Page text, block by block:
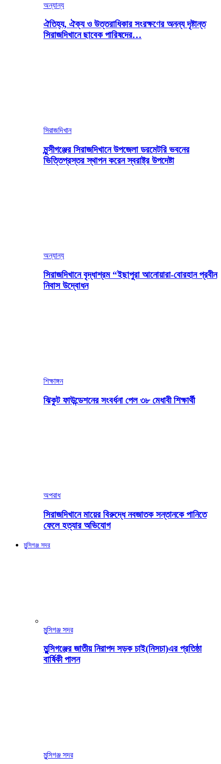
অন্যান্য
ঐতিহ্য, ঐক্য ও উত্তরাধিকার সংরক্ষণের অনন্য দৃষ্টান্ত
সিরাজদিখানে ছাবেক পারিষদের…
সিরাজদিখান
মুন্সীগঞ্জের সিরাজদিখানে উপজেলা ডরমেটরি ভবনের
ভিত্তিপ্রস্তর স্থাপন করেন স্বরাষ্ট্র উপদেষ্টা
অন্যান্য
সিরাজদিখানে বৃদ্ধাশ্রম “ইছাপুরা আনোয়ারা-বোরহান প্রবীন
নিবাস উদ্বোধন
শিক্ষাঙ্গন
ঝিকুট ফাউন্ডেশনের সংবর্ধনা পেল ৩৮ মেধাবী শিক্ষার্থী
অপরাধ
সিরাজদিখানে মায়ের বিরুদ্ধে নবজাতক সন্তানকে পানিতে
ফেলে হত্যার অভিযোগ
মুন্সিগঞ্জ সদর
মুন্সিগঞ্জ সদর
মুন্সিগঞ্জের জাতীয় নিরাপদ সড়ক চাই(নিসচা)এর প্রতিষ্ঠা
বার্ষিকী পালন
মুন্সিগঞ্জ সদর